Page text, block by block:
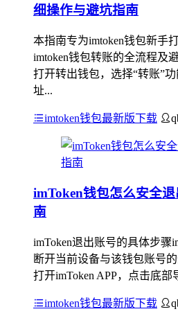
细操作与避坑指南
本指南专为imtoken钱包新手
imtoken钱包转账的全流程及
打开转出钱包，选择“转账”
址...
imtoken钱包最新版下载
imToken钱包怎么安全
南
imToken退出账号的具体步骤
断开当前设备与该钱包账号
打开imToken APP，点击底部
imtoken钱包最新版下载